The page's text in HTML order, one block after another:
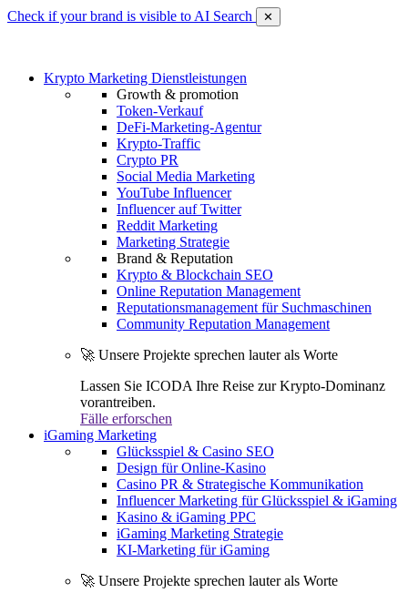
Check if your brand is visible to AI Search ✕
Krypto Marketing Dienstleistungen
Growth & promotion
Token-Verkauf
DeFi-Marketing-Agentur
Krypto-Traffic
Crypto PR
Social Media Marketing
YouTube Influencer
Influencer auf Twitter
Reddit Marketing
Marketing Strategie
Brand & Reputation
Krypto & Blockchain SEO
Online Reputation Management
Reputationsmanagement für Suchmaschinen
Community Reputation Management
🚀 Unsere Projekte sprechen lauter als Worte
Lassen Sie ICODA Ihre Reise zur Krypto-Dominanz
vorantreiben.
Fälle erforschen
iGaming Marketing
Glücksspiel & Casino SEO
Design für Online-Kasino
Casino PR & Strategische Kommunikation
Influencer Marketing für Glücksspiel & iGaming
Kasino & iGaming PPC
iGaming Marketing Strategie
KI-Marketing für iGaming
🚀 Unsere Projekte sprechen lauter als Worte